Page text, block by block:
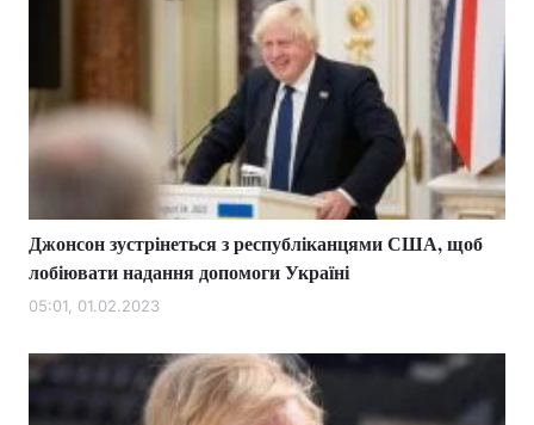
Джонсон зустрінеться з республіканцями США, щоб
лобіювати надання допомоги Україні
05:01, 01.02.2023